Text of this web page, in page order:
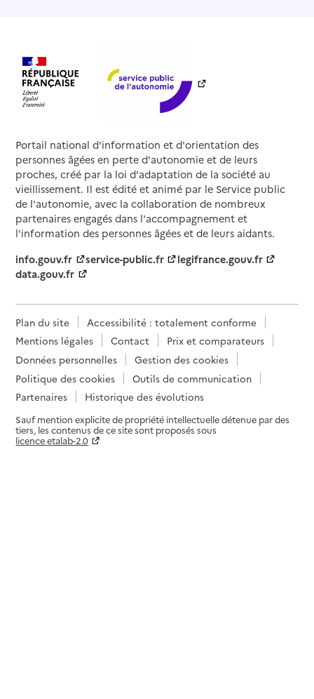
Portail national d'information et d'orientation des
personnes âgées en perte d'autonomie et de leurs
proches, créé par la loi d'adaptation de la société au
vieillissement. Il est édité et animé par le Service public
de l'autonomie, avec la collaboration de nombreux
partenaires engagés dans l'accompagnement et
l'information des personnes âgées et de leurs aidants.
info.gouv.fr
service-public.fr
legifrance.gouv.fr
data.gouv.fr
Plan du site
Accessibilité : totalement conforme
Mentions légales
Contact
Prix et comparateurs
Données personnelles
Gestion des cookies
Politique des cookies
Outils de communication
Partenaires
Historique des évolutions
Sauf mention explicite de propriété intellectuelle détenue par des
tiers, les contenus de ce site sont proposés sous
licence etalab-2.0